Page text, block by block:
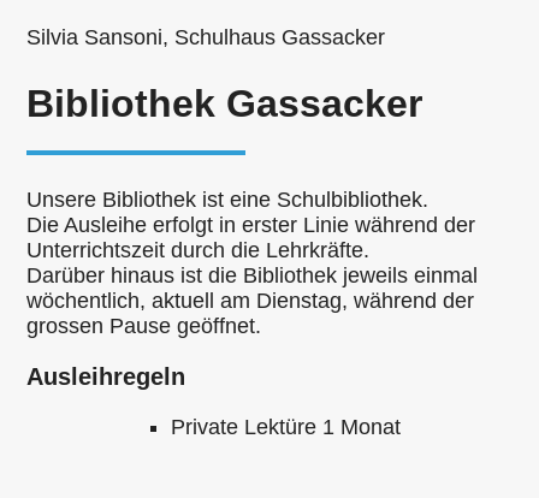
Silvia Sansoni, Schulhaus Gassacker
Bibliothek Gassacker
Unsere Bibliothek ist eine Schulbibliothek.
Die Ausleihe erfolgt in erster Linie während der
Unterrichtszeit durch die Lehrkräfte.
Darüber hinaus ist die Bibliothek jeweils einmal
wöchentlich, aktuell am Dienstag, während der
grossen Pause geöffnet.
Ausleihregeln
Private Lektüre 1 Monat